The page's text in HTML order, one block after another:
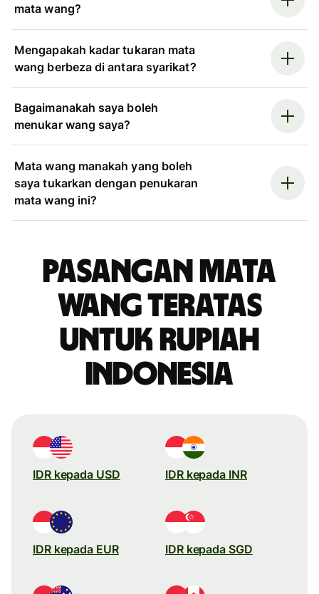
mata wang?
Mengapakah kadar tukaran mata
wang berbeza di antara syarikat?
Bagaimanakah saya boleh
menukar wang saya?
Mata wang manakah yang boleh
saya tukarkan dengan penukaran
mata wang ini?
Pasangan mata
wang teratas
untuk rupiah
Indonesia
IDR kepada USD IDR kepada INR
IDR kepada EUR IDR kepada SGD